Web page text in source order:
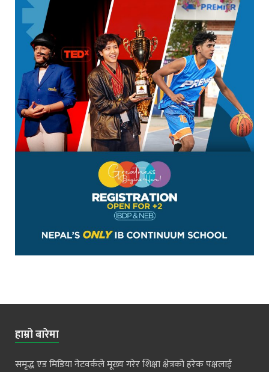
हाम्रो बारेमा
समृद्ध एड मिडिया नेटवर्कले मूख्य गरेर शिक्षा क्षेत्रको हरेक पक्षलाई